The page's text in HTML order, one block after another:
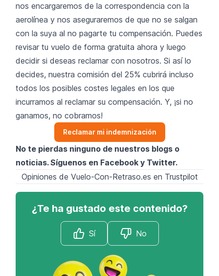
nos encargaremos de la correspondencia con la
aerolínea y nos aseguraremos de que no se salgan
con la suya al no pagarte tu compensación. Puedes
revisar tu vuelo de forma gratuita ahora y luego
decidir si deseas reclamar con nosotros. Si así lo
decides, nuestra comisión del 25% cubrirá incluso
todos los posibles costes legales en los que
incurramos al reclamar su compensación. Y, ¡si no
ganamos, no cobramos!
Reclamar mi indemnización
No te pierdas ninguno de nuestros blogs o
noticias. Síguenos en Facebook y Twitter.
Opiniones de Vuelo-Con-Retraso.es en Trustpilot
¿Te ha gustado este contenido?
Sí No